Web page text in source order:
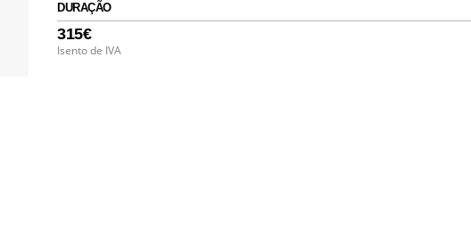
DURAÇÃO
315€
Isento de IVA